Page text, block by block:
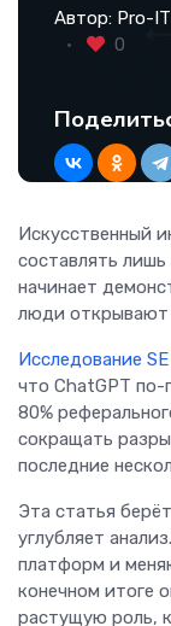
Автор: Pro-IT
0
Искусственный
составлять
начинает
люди открывают
Исследование
что ChatGPT по-
80%
сокращать
последние
Эта статья
углубляет
платформ и
конечном итоге
растущую роль,